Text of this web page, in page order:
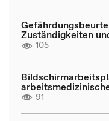
Zuständigkeiten
105
91